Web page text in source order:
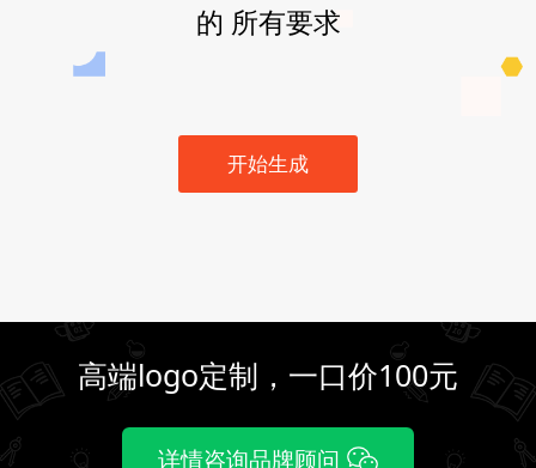
的 所有要求
开始生成
高端logo定制，一口价100元
详情咨询品牌顾问